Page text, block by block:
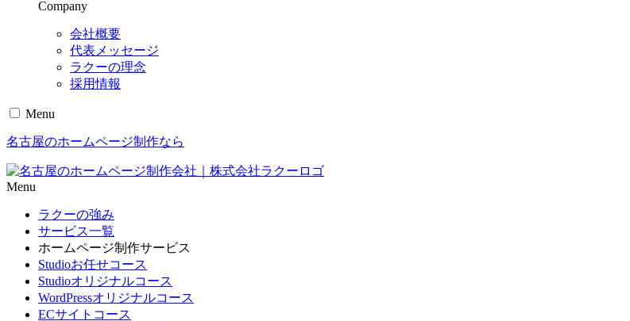
Company
会社概要
代表メッセージ
ラクーの理念
採用情報
Menu
名古屋のホームページ制作なら
Menu
ラクーの強み
サービス一覧
ホームページ制作サービス
Studioお任せコース
Studioオリジナルコース
WordPressオリジナルコース
ECサイトコース